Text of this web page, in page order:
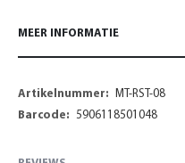
MEER INFORMATIE
Meer
informatie
MT-RST-08
5906118501048